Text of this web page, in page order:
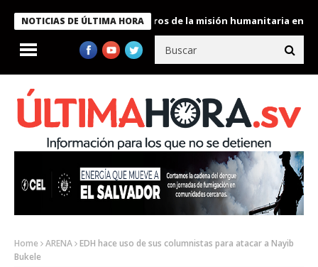
NOTICIAS DE ÚLTIMA HORA
condecora a miembros de la misión humanitaria enviada a
Home ARENA EDH hace uso de sus columnistas para atacar a Nayib
Bukele